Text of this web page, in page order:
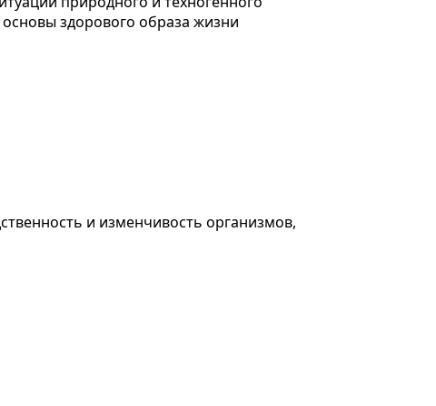
здорового образа жизни
и изменчивость организмов,